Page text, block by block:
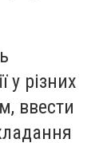
у різних
ввести